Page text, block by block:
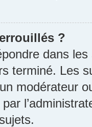
?
dans
terminé. Les
modérateur